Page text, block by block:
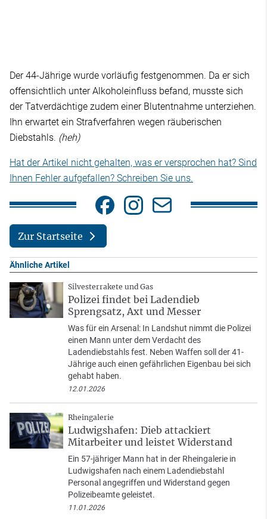
Der 44-Jährige wurde vorläufig festgenommen. Da er sich
offensichtlich unter Alkoholeinfluss befand, musste sich
der Tatverdächtige zudem einer Blutentnahme unterziehen.
Ihn erwartet ein Strafverfahren wegen räuberischen
Diebstahls. (heh)
Hat der Artikel nicht gehalten, was er versprochen hat? Sind
Ihnen Fehler aufgefallen? Schreiben Sie uns.
Zur Startseite
Ähnliche Artikel
Silvesterrakete und Gas
Polizei findet bei Ladendieb
Sprengsatz, Axt und Messer
Was für ein Arsenal: In Landshut nimmt die Polizei
einen Mann unter dem Verdacht des
Ladendiebstahls fest. Neben Waffen soll der 41-
Jährige auch einen gefährlichen Eigenbau bei sich
gehabt haben.
12.01.2026
Rheingalerie
Ludwigshafen: Dieb attackiert
Mitarbeiter und leistet Widerstand
Ein 57-jähriger Mann hat in der Rheingalerie in
Ludwigshafen nach einem Ladendiebstahl
Personal angegriffen und Widerstand gegen
Polizeibeamte geleistet.
11.01.2026